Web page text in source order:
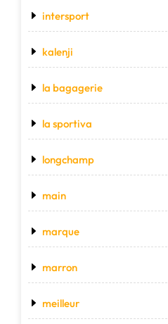
intersport
kalenji
la bagagerie
la sportiva
longchamp
main
marque
marron
meilleur